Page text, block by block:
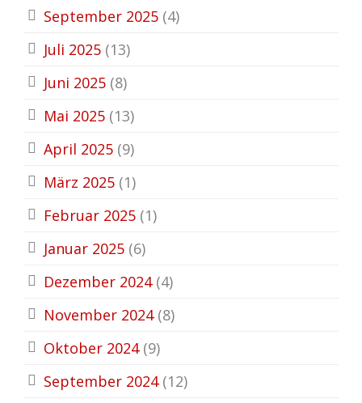
September 2025 (4)
Juli 2025 (13)
Juni 2025 (8)
Mai 2025 (13)
April 2025 (9)
März 2025 (1)
Februar 2025 (1)
Januar 2025 (6)
Dezember 2024(4)
November 2024(8)
Oktober 2024(9)
September 2024(12)